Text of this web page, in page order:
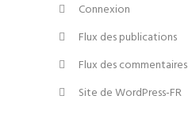
Connexion
Flux des publications
Flux des commentaires
Site de WordPress-FR